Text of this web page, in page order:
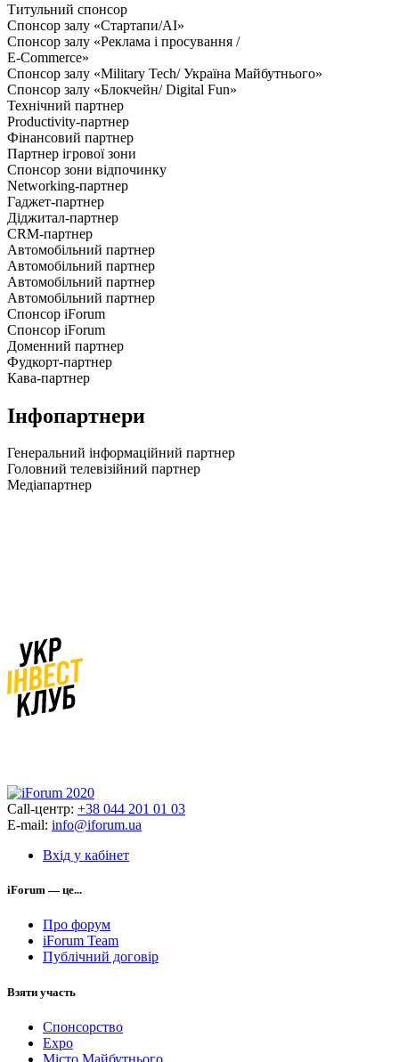
Титульний спонсор
Спонсор залу «Стартапи/AI»
Спонсор залу «Реклама і просування /
E-Commerce»
Спонсор залу «Military Tech/ Україна Майбутнього»
Спонсор залу «Блокчейн/ Digital Fun»
Технічний партнер
Productivity-партнер
Фінансовий партнер
Партнер ігрової зони
Спонсор зони відпочинку
Networking-партнер
Гаджет-партнер
Діджитал-партнер
CRM-партнер
Автомобільний партнер
Автомобільний партнер
Автомобільний партнер
Автомобільний партнер
Спонсор iForum
Спонсор iForum
Доменний партнер
Фудкорт-партнер
Кава-партнер
Інфопартнери
Генеральний інформаційний партнер
Головний телевізійний партнер
Медіапартнер
Call-центр: +38 044 201 01 03
E-mail: info@iforum.ua
Вхід у кабінет
iForum — це...
Про форум
iForum Team
Публічний договір
Взяти участь
Спонсорство
Expo
Місто Майбутнього